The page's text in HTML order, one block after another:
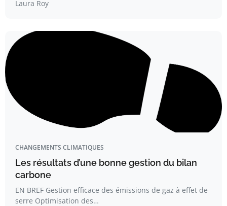
Laura Roy
CHANGEMENTS CLIMATIQUES
Les résultats d’une bonne gestion du bilan
carbone
EN BREF Gestion efficace des émissions de gaz à effet de
serre Optimisation des…